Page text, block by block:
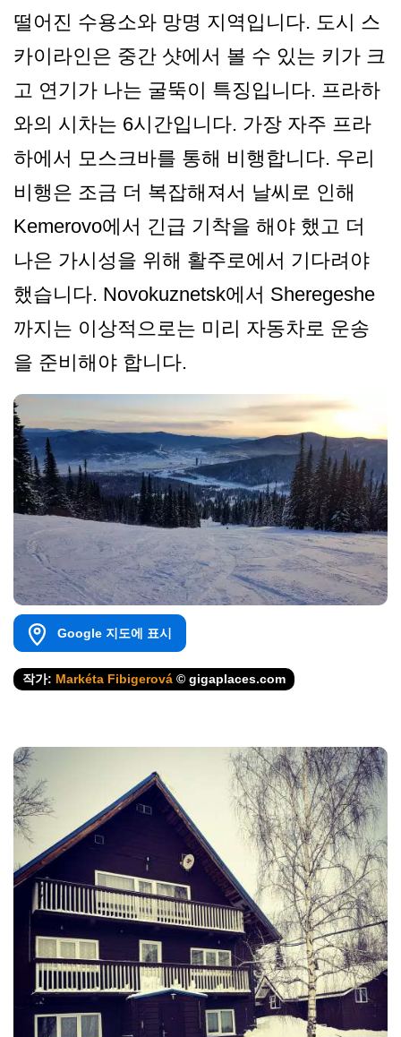
떨어진 수용소와 망명 지역입니다. 도시 스
카이라인은 중간 샷에서 볼 수 있는 키가 크
고 연기가 나는 굴뚝이 특징입니다. 프라하
와의 시차는 6시간입니다. 가장 자주 프라
하에서 모스크바를 통해 비행합니다. 우리
비행은 조금 더 복잡해져서 날씨로 인해
Kemerovo에서 긴급 기착을 해야 했고 더
나은 가시성을 위해 활주로에서 기다려야
했습니다. Novokuznetsk에서 Sheregeshe
까지는 이상적으로는 미리 자동차로 운송
을 준비해야 합니다.
Google 지도에 표시
작가: Markéta Fibigerová © gigaplaces.com